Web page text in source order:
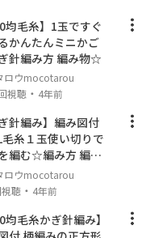
マチ：約10cm
均毛糸】1玉ですぐ
かんたんミニかご
針編み方 編み物☆
ロウmocotarou
視聴 ・ 4年前
ぎ針編み】編み図付
毛糸１玉使い切りで
編む☆編み方 編み
ロウmocotarou
聴 ・ 4年前
均毛糸かぎ針編み】